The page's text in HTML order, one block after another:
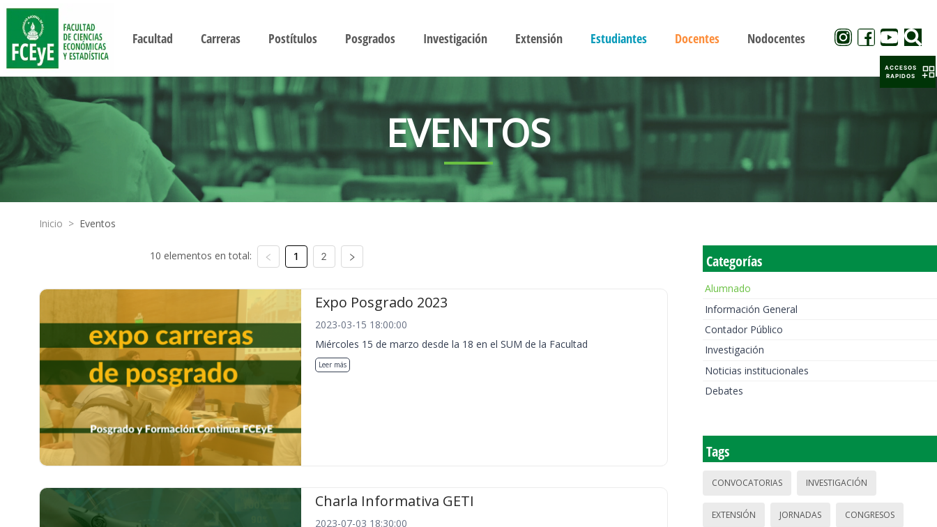
Facultad Carreras Postítulos Posgrados Investigación Extensión Estudiantes Docentes Nodocentes
EVENTOS
Inicio > Eventos
10 elementos en total: 1 2
Expo Posgrado 2023
2023-03-15 18:00:00
Miércoles 15 de marzo desde la 18 en el SUM de la Facultad
Leer más
Charla Informativa GETI
2023-07-03 18:30:00
Categorías
Alumnado
Información General
Contador Público
Investigación
Noticias institucionales
Debates
Tags
CONVOCATORIAS INVESTIGACIÓN
EXTENSIÓN JORNADAS CONGRESOS
ACCESOS
RAPIDOS